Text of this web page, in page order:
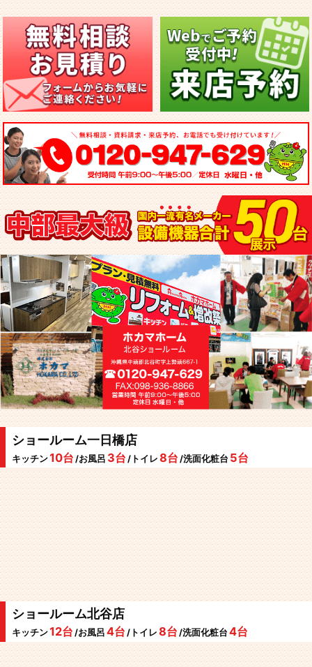
ショールーム一日橋店
キッチン10台 /お風呂 3台 /トイレ 8台 /洗面化粧台 5台
ショールーム北谷店
キッチン12台 /お風呂 4台 /トイレ 8台 /洗面化粧台 4台